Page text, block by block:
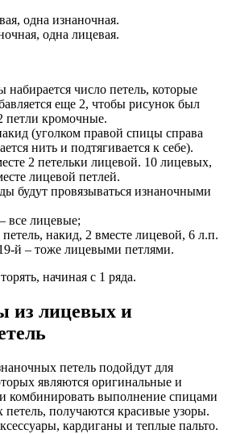
одна изнаночная.
одна лицевая.
набирается число петель, которые
еще 2, чтобы рисунок был
кромочные.
(уголком правой спицы справа
нить и подтягивается к себе).
2 петельки лицевой. 10 лицевых,
лицевой петлей.
будут провязываться изнаночными
все лицевые;
накид, 2 вместе лицевой, 6 л.п.
й – тоже лицевыми петлями.
начиная с 1 ряда.
из лицевых и
петель подойдут для
являются оригинальные и
комбинировать выполнение спицами
получаются красивые узоры.
кардиганы и теплые пальто.